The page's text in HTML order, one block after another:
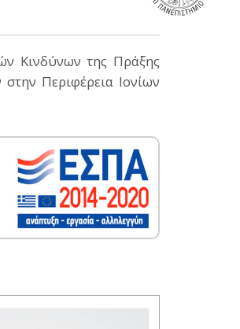
Κινδύνων της Πράξης
Περιφέρεια Ιονίων